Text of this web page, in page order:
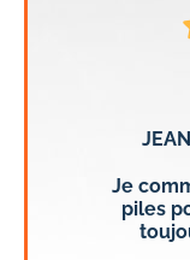
Je
piles